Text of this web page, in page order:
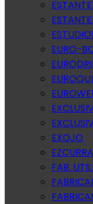
EURO-
EXOJO
FAB.